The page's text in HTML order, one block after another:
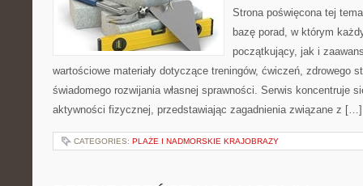
Strona poświęcona tej
bazę porad, w którym
początkujący, jak i
wartościowe materiały dotyczące treningów, ćwiczeń, zdrowego
świadomego rozwijania własnej sprawności. Serwis koncentruje
aktywności fizycznej, przedstawiając zagadnienia związane z […]
CATEGORIES: PLAŻE I NADMORSKIE KRAJOBRAZY